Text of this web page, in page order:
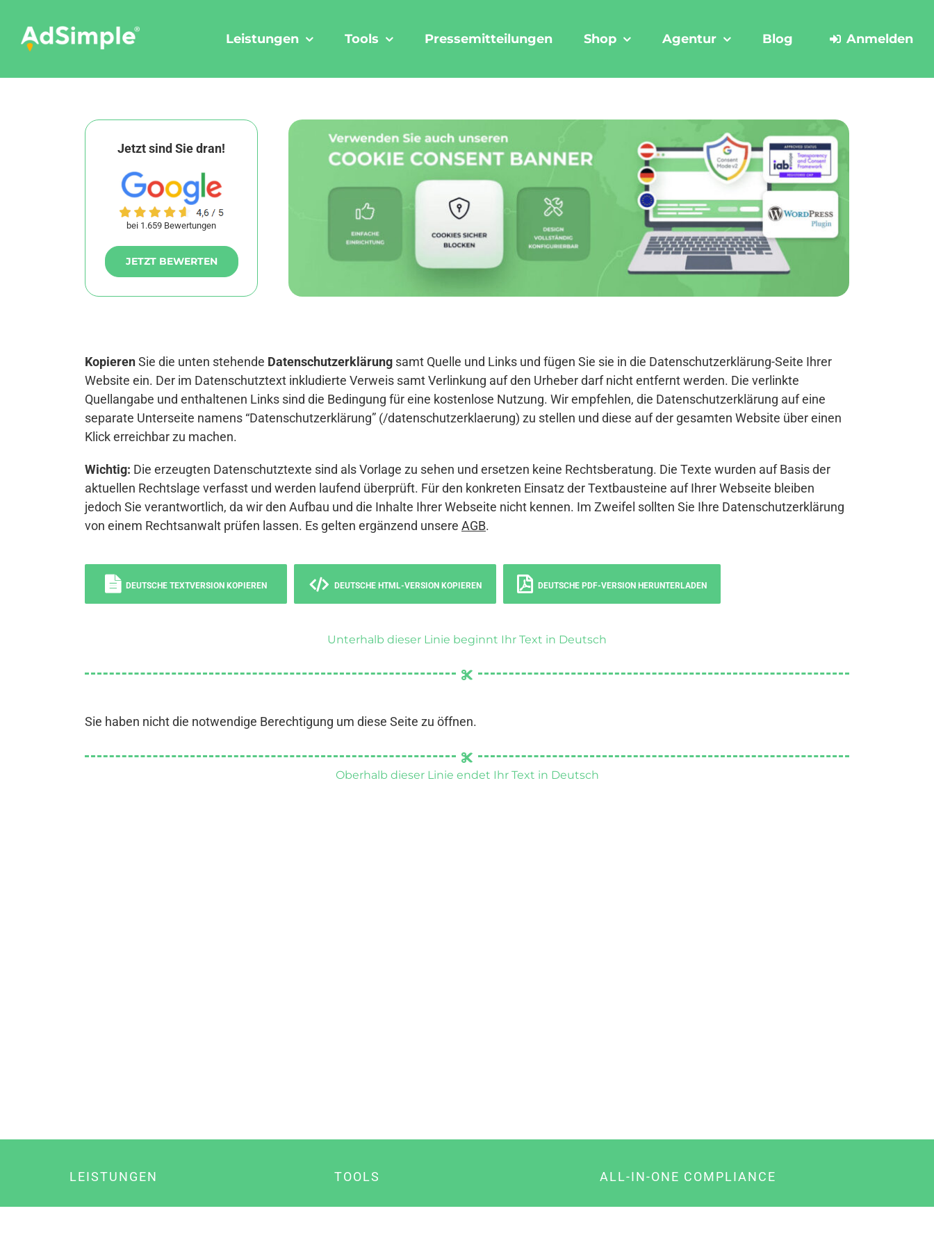
content
Leistungen Tools Pressemitteilungen Shop Agentur Blog Anmelden
Jetzt sind Sie dran!
bei 1.659 Bewertungen
JETZT BEWERTEN
KopierenSie die unten stehende Datenschutzerklärung samt Quelle und Links und fügen Sie sie in die Datenschutzerklärung-Seite Ihrer
Website ein. Der im Datenschutztext inkludierte Verweis samt Verlinkung auf den Urheber darf nicht entfernt werden. Die verlinkte
Quellangabe und enthaltenen Links sind die Bedingung für eine kostenlose Nutzung. Wir empfehlen, die Datenschutzerklärung auf eine
separate Unterseite namens “Datenschutzerklärung” (/datenschutzerklaerung) zu stellen und diese auf der gesamten Website über einen
Klick erreichbar zu machen.
Wichtig: Die erzeugten Datenschutztexte sind als Vorlage zu sehen und ersetzen keine Rechtsberatung. Die Texte wurden auf Basis der
aktuellen Rechtslage verfasst und werden laufend überprüft. Für den konkreten Einsatz der Textbausteine auf Ihrer Webseite bleiben
jedoch Sie verantwortlich, da wir den Aufbau und die Inhalte Ihrer Webseite nicht kennen. Im Zweifel sollten Sie Ihre Datenschutzerklärung
von einem Rechtsanwalt prüfen lassen. Es gelten ergänzend unsere AGB.
DEUTSCHE TEXTVERSION KOPIEREN DEUTSCHE HTML-VERSION KOPIEREN DEUTSCHE PDF-VERSION HERUNTERLADEN
Unterhalb dieser Linie beginnt Ihr Text in Deutsch
Sie haben nicht die notwendige Berechtigung um diese Seite zu öffnen.
Oberhalb dieser Linie endet Ihr Text in Deutsch
LEISTUNGEN TOOLS ALL-IN-ONE COMPLIANCE